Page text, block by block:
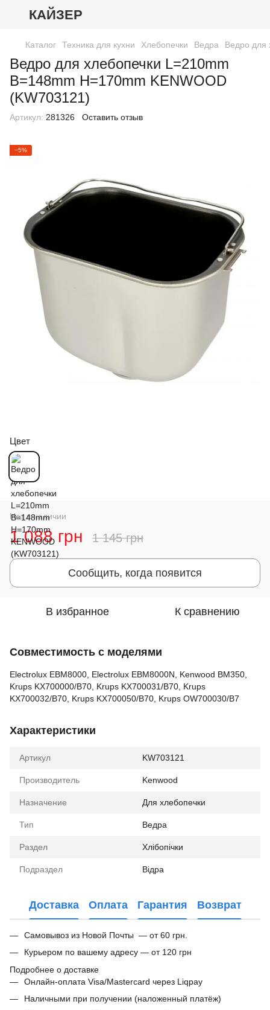
КАЙЗЕР
Каталог Техника для кухни Хлебопечки Ведра Ведро для
Ведро для хлебопечки L=210mm
B=148mm H=170mm KENWOOD
(KW703121)
Артикул: 281326 Оставить отзыв
−5%
Цвет
Нет в наличии
1 088 грн 1 145 грн
Сообщить, когда появится
В избранное К сравнению
Совместимость с моделями
Electrolux EBM8000, Electrolux EBM8000N, Kenwood BM350,
Krups KX700000/B70, Krups KX700031/B70, Krups
KX700032/B70, Krups KX700050/B70, Krups OW700030/B7
Характеристики
Артикул KW703121
Производитель Kenwood
Назначение Для хлебопечки
Тип Ведра
Раздел Хлібопічки
Подраздел Відра
Доставка Оплата Гарантия Возврат
Самовывоз из Новой Почты — от 60 грн.
Курьером по вашему адресу — от 120 грн
Подробнее о доставке
Онлайн-оплата Visa/Mastercard через Liqpay
Наличными при получении (наложенный платёж)